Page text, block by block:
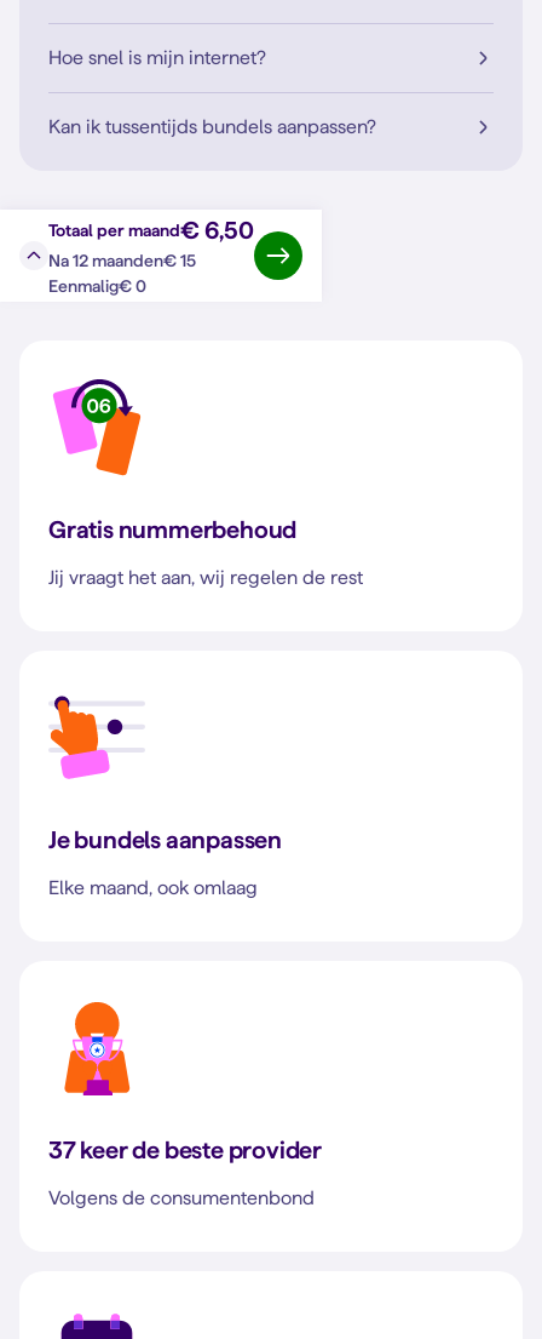
Hoe snel is mijn internet?
Kan ik tussentijds bundels aanpassen?
Totaal per maand€ 6,50
Na 12 maanden€ 15
Eenmalig€ 0
Bij Simyo zit je goed
Gratis nummerbehoud
Jij vraagt het aan, wij regelen de rest
Je bundels aanpassen
Elke maand, ook omlaag
37 keer de beste provider
Volgens de consumentenbond